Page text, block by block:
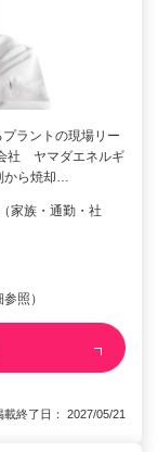
ラントの現場リー
社 ヤマダエネルギ
ら焼却…
家族・通勤・社
照）
終了日： 2027/05/21